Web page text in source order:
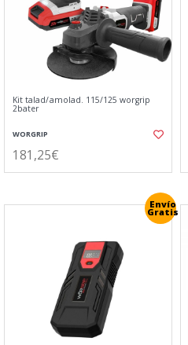
Kit talad/amolad. 115/125 worgrip
2bater
WORGRIP
181,25€
Envío
Gratis